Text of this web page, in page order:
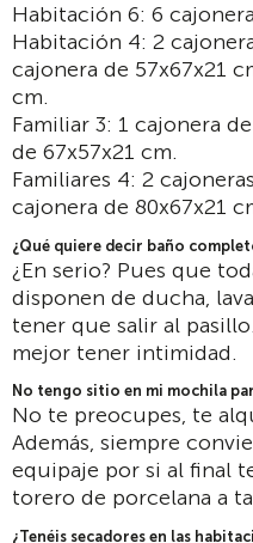
Habitación 6: 6
Habitación 4: 2
cajonera de 57x67x21
cm.
Familiar 3: 1 cajonera
de 67x57x21 cm.
Familiares 4: 2
cajonera de 80x67x21
¿Qué quiere decir baño
¿En serio? Pues que
disponen de ducha,
tener que salir al
mejor tener intimidad.
No tengo sitio en mi mochila
No te preocupes, te
Además, siempre
equipaje por si al final
torero de porcelana a
¿Tenéis secadores en las